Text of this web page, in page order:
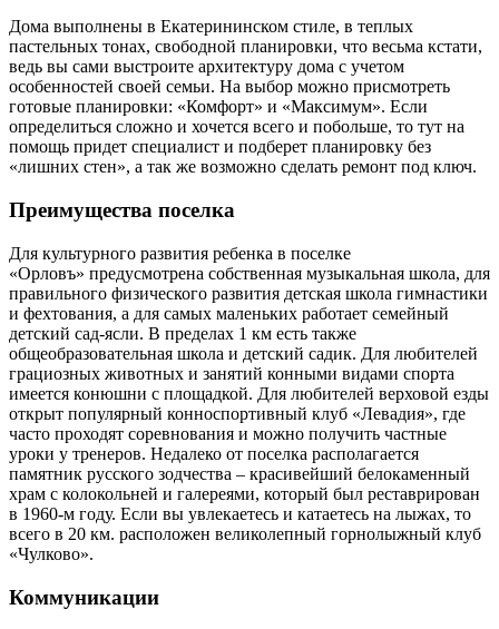
Дома выполнены в Екатерининском стиле, в теплых
пастельных тонах, свободной планировки, что весьма кстати,
ведь вы сами выстроите архитектуру дома с учетом
особенностей своей семьи. На выбор можно присмотреть
готовые планировки: «Комфорт» и «Максимум». Если
определиться сложно и хочется всего и побольше, то тут на
помощь придет специалист и подберет планировку без
«лишних стен», а так же возможно сделать ремонт под ключ.
Преимущества поселка
Для культурного развития ребенка в поселке
«Орловъ» предусмотрена собственная музыкальная школа, для
правильного физического развития детская школа гимнастики
и фехтования, а для самых маленьких работает семейный
детский сад-ясли. В пределах 1 км есть также
общеобразовательная школа и детский садик. Для любителей
грациозных животных и занятий конными видами спорта
имеется конюшни с площадкой. Для любителей верховой езды
открыт популярный конноспортивный клуб «Левадия», где
часто проходят соревнования и можно получить частные
уроки у тренеров. Недалеко от поселка располагается
памятник русского зодчества – красивейший белокаменный
храм с колокольней и галереями, который был реставрирован
в 1960-м году. Если вы увлекаетесь и катаетесь на лыжах, то
всего в 20 км. расположен великолепный горнолыжный клуб
«Чулково».
Коммуникации